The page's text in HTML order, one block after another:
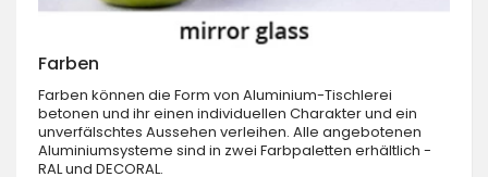
Farben
Farben können die Form von Aluminium-Tischlerei
betonen und ihr einen individuellen Charakter und ein
unverfälschtes Aussehen verleihen. Alle angebotenen
Aluminiumsysteme sind in zwei Farbpaletten erhältlich -
RAL und DECORAL.